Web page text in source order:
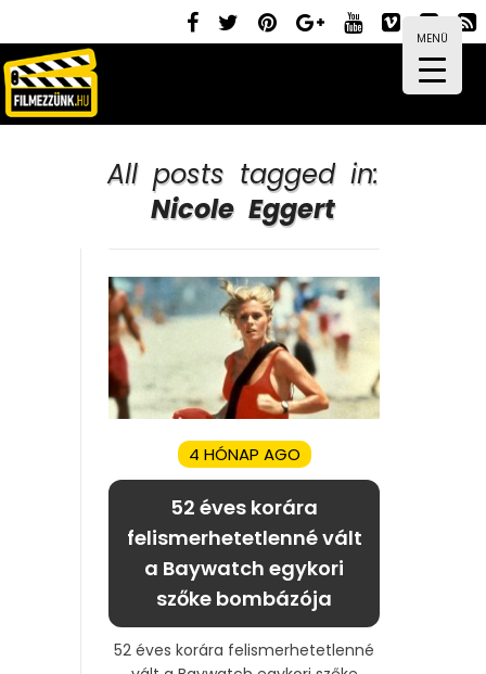
MENÜ
All posts tagged in:
Nicole Eggert
4 HÓNAP AGO
52 éves korára
felismerhetetlenné vált
a Baywatch egykori
szőke bombázója
52 éves korára felismerhetetlenné